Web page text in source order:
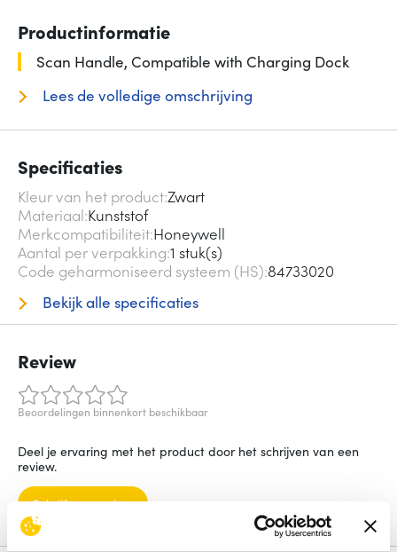
Productinformatie
Scan Handle, Compatible with Charging Dock
Lees de volledige omschrijving
Specificaties
Kleur van het productZwart
Materiaal Kunststof
Merkcompatibiliteit Honeywell
Aantal per verpakking 1 stuk(s)
Code geharmoniseerd systeem (HS) 84733020
Bekijk alle specificaties
Review
Beoordelingen binnenkort beschikbaar
Deel je ervaring met het product door het schrijven van een
review.
Schrijf een review